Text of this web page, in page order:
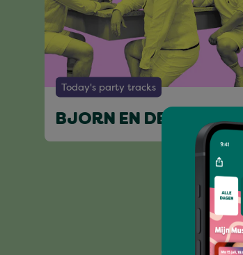
Today's party tracks
BJORN EN DE BOBBIES